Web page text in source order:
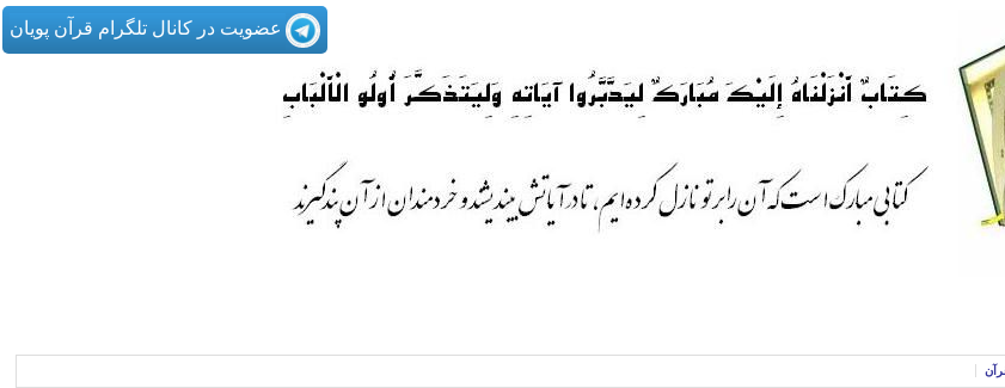
عضویت در کانال تلگرام قرآن پویان